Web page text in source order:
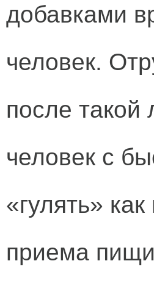
добавками
человек.
после
человек с
«гулять»
приема